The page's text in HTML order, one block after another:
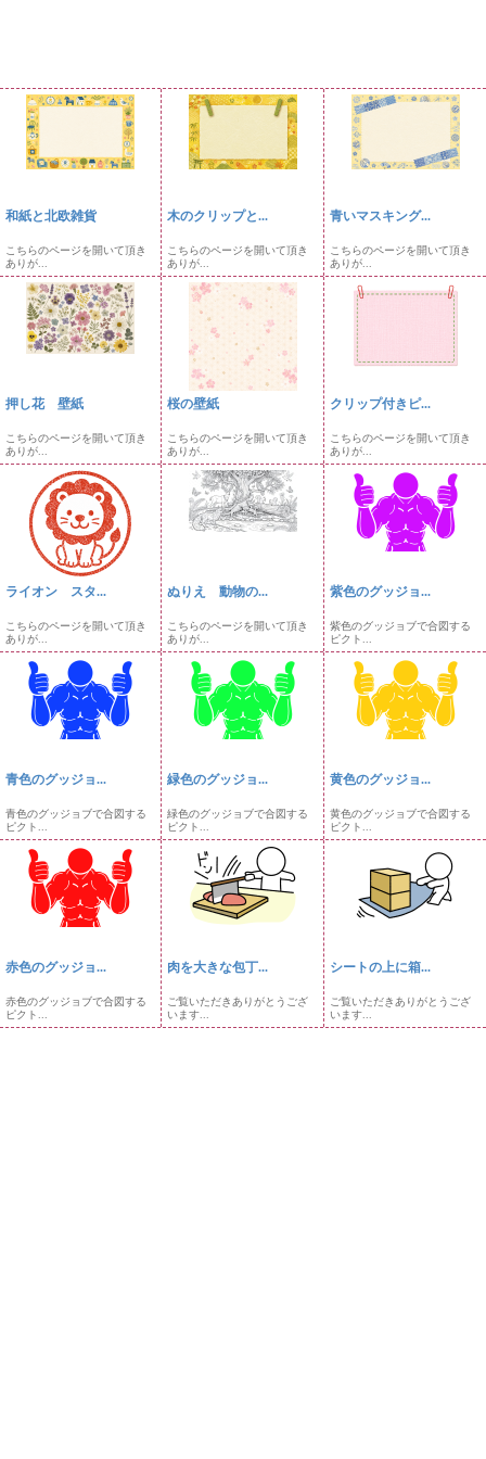
和紙と北欧雑貨
こちらのページを開いて頂き
ありが...
木のクリップと...
こちらのページを開いて頂き
ありが...
青いマスキング...
こちらのページを開いて頂き
ありが...
押し花 壁紙
こちらのページを開いて頂き
ありが...
桜の壁紙
こちらのページを開いて頂き
ありが...
クリップ付きピ...
こちらのページを開いて頂き
ありが...
ライオン スタ...
こちらのページを開いて頂き
ありが...
ぬりえ 動物の...
こちらのページを開いて頂き
ありが...
紫色のグッジョ...
紫色のグッジョブで合図する
ピクト...
青色のグッジョ...
青色のグッジョブで合図する
ピクト...
緑色のグッジョ...
緑色のグッジョブで合図する
ピクト...
黄色のグッジョ...
黄色のグッジョブで合図する
ピクト...
赤色のグッジョ...
赤色のグッジョブで合図する
ピクト...
肉を大きな包丁...
ご覧いただきありがとうござ
います...
シートの上に箱...
ご覧いただきありがとうござ
います...